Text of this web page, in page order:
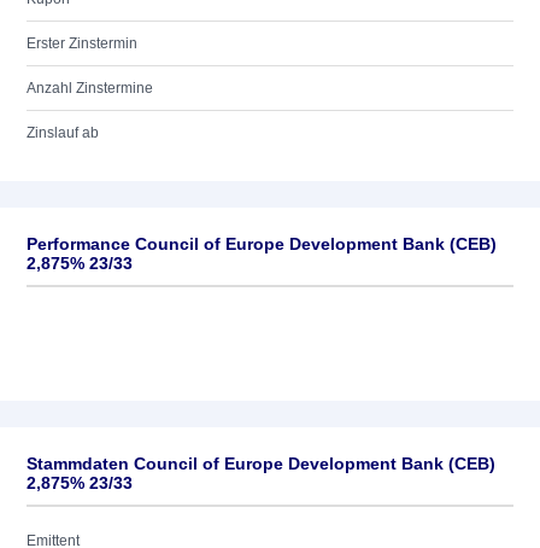
Erster Zinstermin
Anzahl Zinstermine
Zinslauf ab
Performance Council of Europe Development Bank (CEB)
2,875% 23/33
Stammdaten Council of Europe Development Bank (CEB)
2,875% 23/33
Emittent